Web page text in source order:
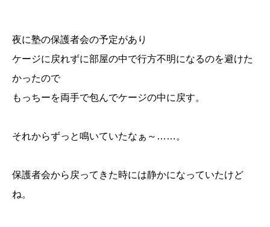
夜に塾の保護者会の予定があり
ケージに戻れずに部屋の中で行方不明になるのを避けた
かったので
もっちーを両手で包んでケージの中に戻す。
それからずっと鳴いていたなぁ～……。
保護者会から戻ってきた時には静かになっていたけど
ね。